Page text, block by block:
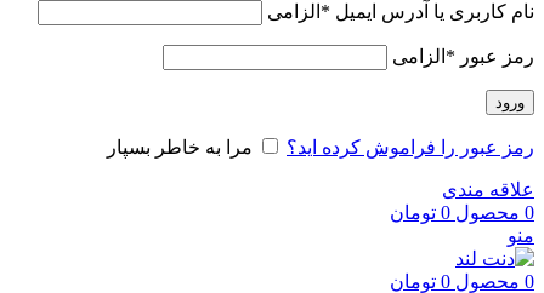
نام کاربری یا آدرس ایمیل * الزامی
رمز عبور * الزامی
ورود
رمز عبور را فراموش کرده اید؟ مرا به خاطر بسپار
علاقه مندی
0 محصول 0 تومان
منو
0 محصول 0 تومان